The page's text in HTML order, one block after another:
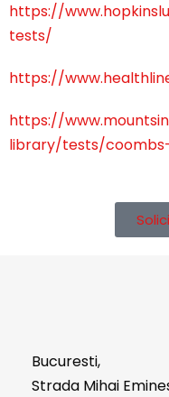
https://
tests/
https://
https://
library/tests/
Bucuresti,
Strada Mihai